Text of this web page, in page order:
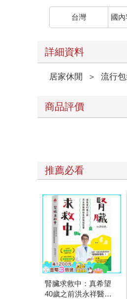
台灣 國內
詳細資料
居家休閒 ＞ 流行
商品評價
推薦必看
腎臟求救中：真希望
40歲之前洪永祥醫師